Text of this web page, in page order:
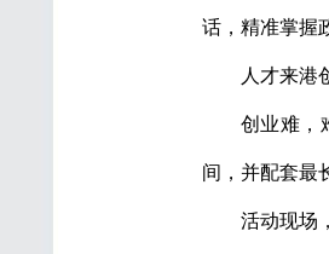
话，精准掌握
人才来港
创业难，
间，并配套最
活动现场